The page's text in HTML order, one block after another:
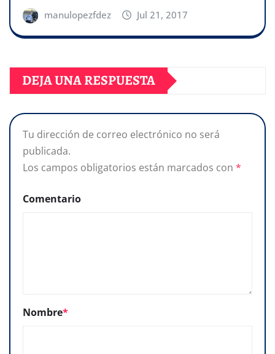
manulopezfdez Jul 21, 2017
DEJA UNA RESPUESTA
Tu dirección de correo electrónico no será
publicada.
Los campos obligatorios están marcados con *
Comentario
Nombre*